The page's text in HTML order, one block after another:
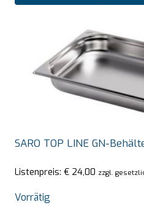
SARO TOP LINE GN-
Listenpreis: € 24,00 zzgl.
Vorrätig